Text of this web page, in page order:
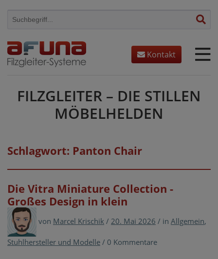
Skip
Kontakt
FILZGLEITER – DIE STILLEN
MÖBELHELDEN
Schlagwort: Panton Chair
Die Vitra Miniature Collection -
Großes Design in klein
von Marcel Krischik / 20. Mai 2026 / in Allgemein,
Stuhlhersteller und Modelle / 0 Kommentare